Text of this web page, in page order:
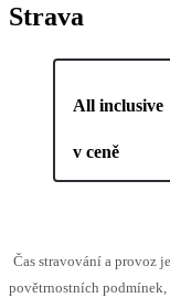
Strava
All inclusive
v ceně
Čas stravování a provoz
povětrnostních